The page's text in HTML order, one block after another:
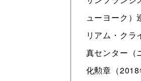
ューヨーク）
リアム・ク
真センター（
化勲章（